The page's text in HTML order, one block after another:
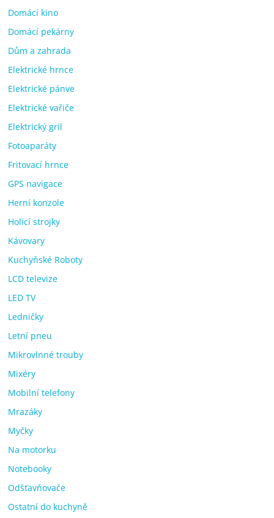
Domácí kino
Domácí pekárny
Dům a zahrada
Elektrické hrnce
Elektrické pánve
Elektrické vařiče
Elektrický gril
Fotoaparáty
Fritovací hrnce
GPS navigace
Herní konzole
Holicí strojky
Kávovary
Kuchyňské Roboty
LCD televize
LED TV
Ledničky
Letní pneu
Mikrovlnné trouby
Mixéry
Mobilní telefony
Mrazáky
Myčky
Na motorku
Notebooky
Odšťavňovače
Ostatní do kuchyně